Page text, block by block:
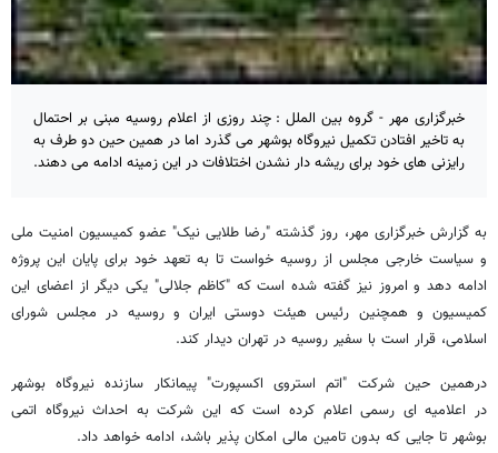
خبرگزاری مهر - گروه بین الملل : چند روزی از اعلام روسیه مبنی بر احتمال
به تاخیر افتادن تکمیل نیروگاه بوشهر می گذرد اما در همین حین دو طرف به
رایزنی های خود برای ریشه دار نشدن اختلافات در این زمینه ادامه می دهند.
به گزارش خبرگزاری مهر، روز گذشته "رضا طلایی نیک" عضو کمیسیون امنیت ملی
و سیاست خارجی مجلس از روسیه خواست تا به تعهد خود برای پایان این پروژه
ادامه دهد و امروز نیز گفته شده است که "کاظم جلالی" یکی دیگر از اعضای این
کمیسیون و همچنین رئیس هیئت دوستی ایران و روسیه در مجلس شورای
اسلامی، قرار است با سفیر روسیه در تهران دیدار کند.
درهمین حین شرکت "اتم استروی اکسپورت" پیمانکار سازنده نیروگاه بوشهر
در اعلامیه ای رسمی اعلام کرده است که این شرکت به احداث نیروگاه اتمی
بوشهر تا جایی که بدون تامین مالی امکان پذیر باشد، ادامه خواهد داد.